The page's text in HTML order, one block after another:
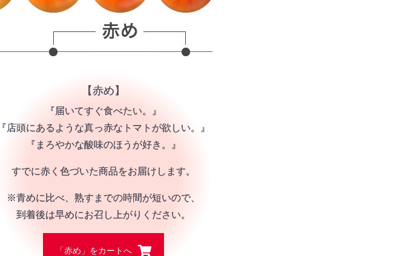
【赤め】
『届いてすぐ食べたい。』
『店頭にあるような真っ赤なトマトが欲しい。』
『まろやかな酸味のほうが好き。』
すでに赤く色づいた商品をお届けします。
※青めに比べ、熟すまでの時間が短いので、
到着後は早めにお召し上がりください。
「赤め」をカートへ